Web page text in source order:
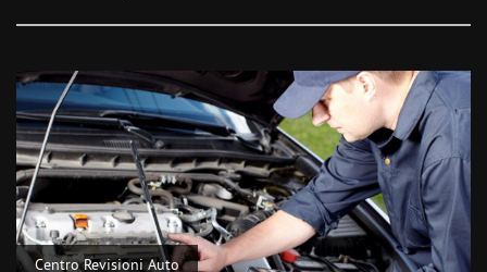
Centro Revisioni Auto